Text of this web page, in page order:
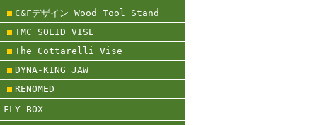
C&Fデザイン Wood Tool Stand
TMC SOLID VISE
The Cottarelli Vise
DYNA-KING JAW
RENOMED
FLY BOX